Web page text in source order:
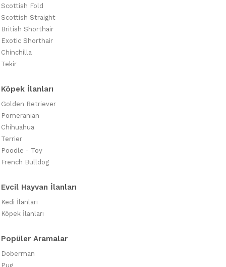
Scottish Fold
Scottish Straight
British Shorthair
Exotic Shorthair
Chinchilla
Tekir
Köpek İlanları
Golden Retriever
Pomeranian
Chihuahua
Terrier
Poodle - Toy
French Bulldog
Evcil Hayvan İlanları
Kedi İlanları
Köpek İlanları
Popüler Aramalar
Doberman
Pug